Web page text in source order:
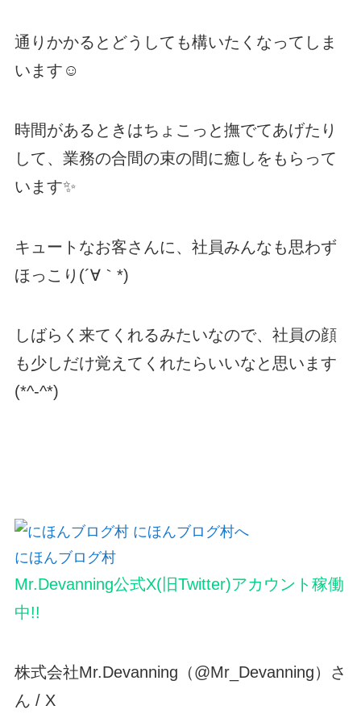
通りかかるとどうしても構いたくなってしま
います☺️
時間があるときはちょこっと撫でてあげたり
して、業務の合間の束の間に癒しをもらって
います✨
キュートなお客さんに、社員みんなも思わず
ほっこり(´∀｀*)
しばらく来てくれるみたいなので、社員の顔
も少しだけ覚えてくれたらいいなと思います
(*^-^*)
にほんブログ村
Mr.Devanning公式X(旧Twitter)アカウント稼働
中!!
株式会社Mr.Devanning（@Mr_Devanning）さ
ん / X